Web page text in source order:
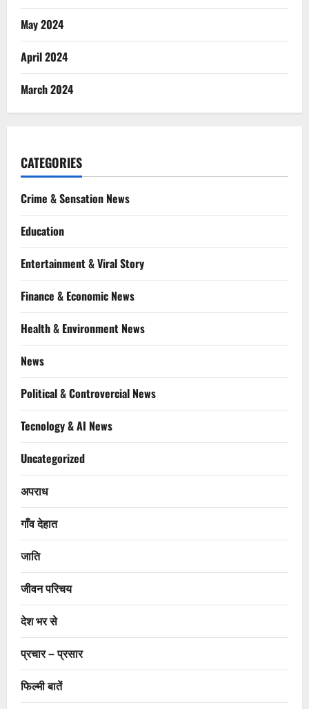
May 2024
April 2024
March 2024
CATEGORIES
Crime & Sensation News
Education
Entertainment & Viral Story
Finance & Economic News
Health & Environment News
News
Political & Controvercial News
Tecnology & AI News
Uncategorized
अपराध
गाँव देहात
जाति
जीवन परिचय
देश भर से
प्रचार – प्रसार
फिल्मी बातें